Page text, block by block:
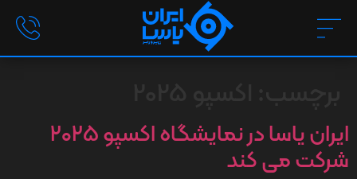
ایران یاسا در نمایشگاه اکسپو ۲۰۲۵
شرکت می کند